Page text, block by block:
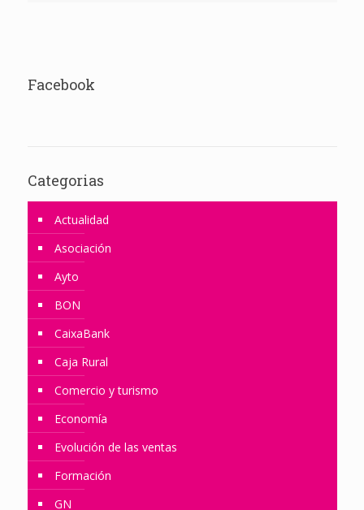
Facebook
Categorias
Actualidad
Asociación
Ayto
BON
CaixaBank
Caja Rural
Comercio y turismo
Economía
Evolución de las ventas
Formación
GN